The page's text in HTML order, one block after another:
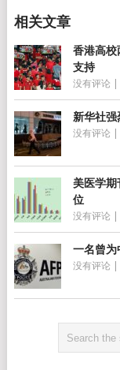
香港高
支持
没有评论 |
新华社
没有评论 |
美医学
位
没有评论 |
一名曾
没有评论 |